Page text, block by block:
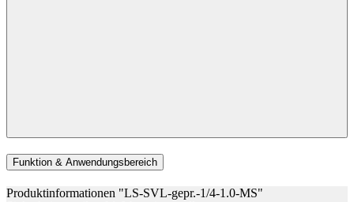
Funktion & Anwendungsbereich
Produktinformationen "LS-SVL-gepr.-1/4-1.0-MS"